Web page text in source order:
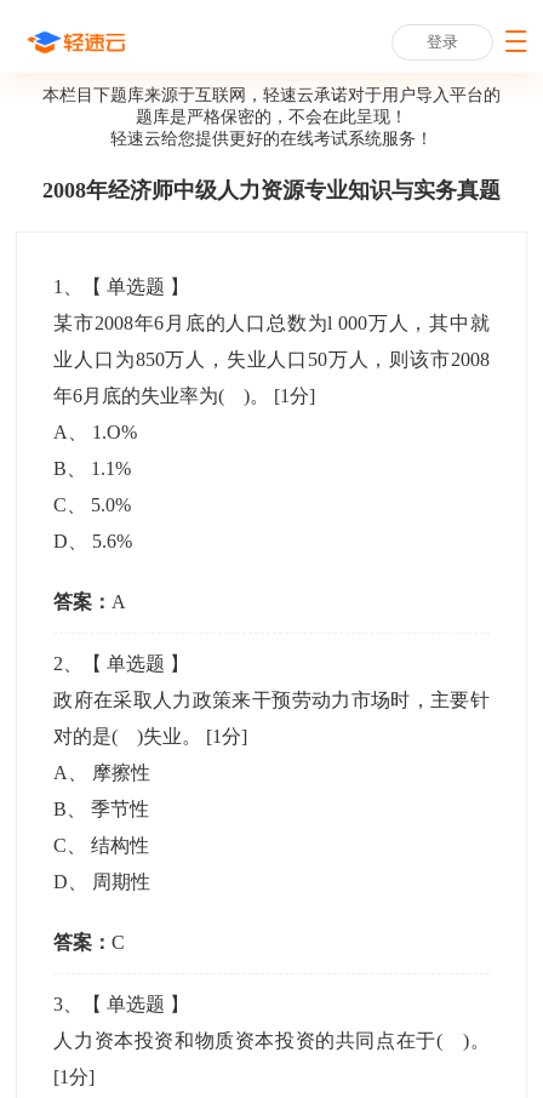
登录
本栏目下题库来源于互联网，轻速云承诺对于用户导入平台的
题库是严格保密的，不会在此呈现！
轻速云给您提供更好的在线考试系统服务！
2008年经济师中级人力资源专业知识与实务真题
1 、【单选题 】
某市2008年6月底的人口总数为l 000万人，其中就
业人口为850万人，失业人口50万人，则该市2008
年6月底的失业率为( )。 [1分]
A
1.O%
B
1.1%
C
5.0%
D
5.6%
答案： A
2 、【单选题 】
政府在采取人力政策来干预劳动力市场时，主要针
对的是( )失业。 [1分]
A
摩擦性
B 、季节性
C 、结构性
D
周期性
答案：C
3 、【单选题 】
人力资本投资和物质资本投资的共同点在于( )。
[1分]